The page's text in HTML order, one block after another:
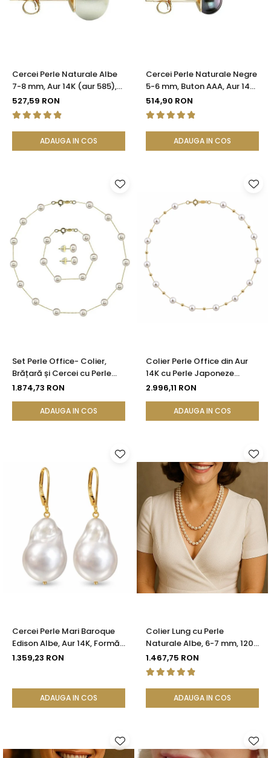
Cercei Perle Naturale Albe
7-8 mm, Aur 14K (aur 585),
Calitatea AAA | KASKADDA®
527,59 RON
ADAUGA IN COS
Cercei Perle Naturale Negre
5-6 mm, Buton AAA, Aur 14K
(aur 585), Tip Șurub |
KASKADDA®
514,90 RON
ADAUGA IN COS
Set Perle Office- Colier,
Brățară și Cercei cu Perle
Naturale Albe 4-5 mm, Aur
KASKADDA®
1.874,73 RON
ADAUGA IN COS
Colier Perle Office din Aur
14K cu Perle Japoneze
Akoya 5,5 mm și Bile de Aur |
2.996,11 RON
ADAUGA IN COS
Cercei Perle Mari Baroque
Edison Albe, Aur 14K, Formă
Organică | KASKADDA®
1.359,23 RON
ADAUGA IN COS
Colier Lung cu Perle
Naturale Albe, 6-7 mm, 120
cm, Închizătoare Argint 925
| KASKADDA®
1.467,75 RON
ADAUGA IN COS